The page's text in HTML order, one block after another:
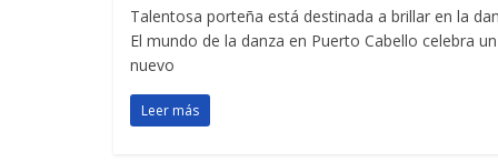
Talentosa porteña está destinada a brillar en la
El mundo de la danza en Puerto Cabello celebra un
nuevo
Leer más